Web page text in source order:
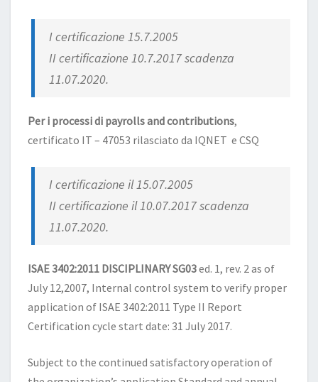
I certificazione 15.7.2005
II certificazione 10.7.2017 scadenza
11.07.2020.
Per i processi di payrolls and contributions,
certificato IT – 47053 rilasciato da IQNET e CSQ
I certificazione il 15.07.2005
II certificazione il 10.07.2017 scadenza
11.07.2020.
ISAE 3402:2011 DISCIPLINARY SG03ed. 1, rev. 2 as of
July 12,2007, Internal control system to verify proper
application of ISAE 3402:2011 Type II Report
Certification cycle start date: 31 July 2017.
Subject to the continued satisfactory operation of